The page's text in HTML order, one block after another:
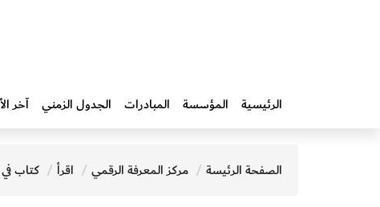
الرئيسية المؤسسة المبادرات‎ الجدول الزمني آخر
الصفحة الرئيسة مركز المعرفة الرقمي اقرأ كتاب